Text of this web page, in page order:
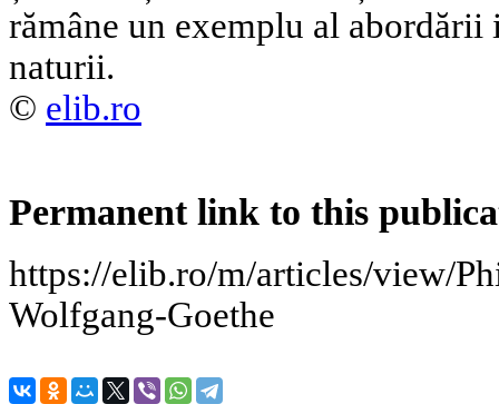
rămâne un exemplu al abordării
naturii.
© elib.ro
Permanent link to this
https://elib.ro/m/articles/view/
Wolfgang-Goethe